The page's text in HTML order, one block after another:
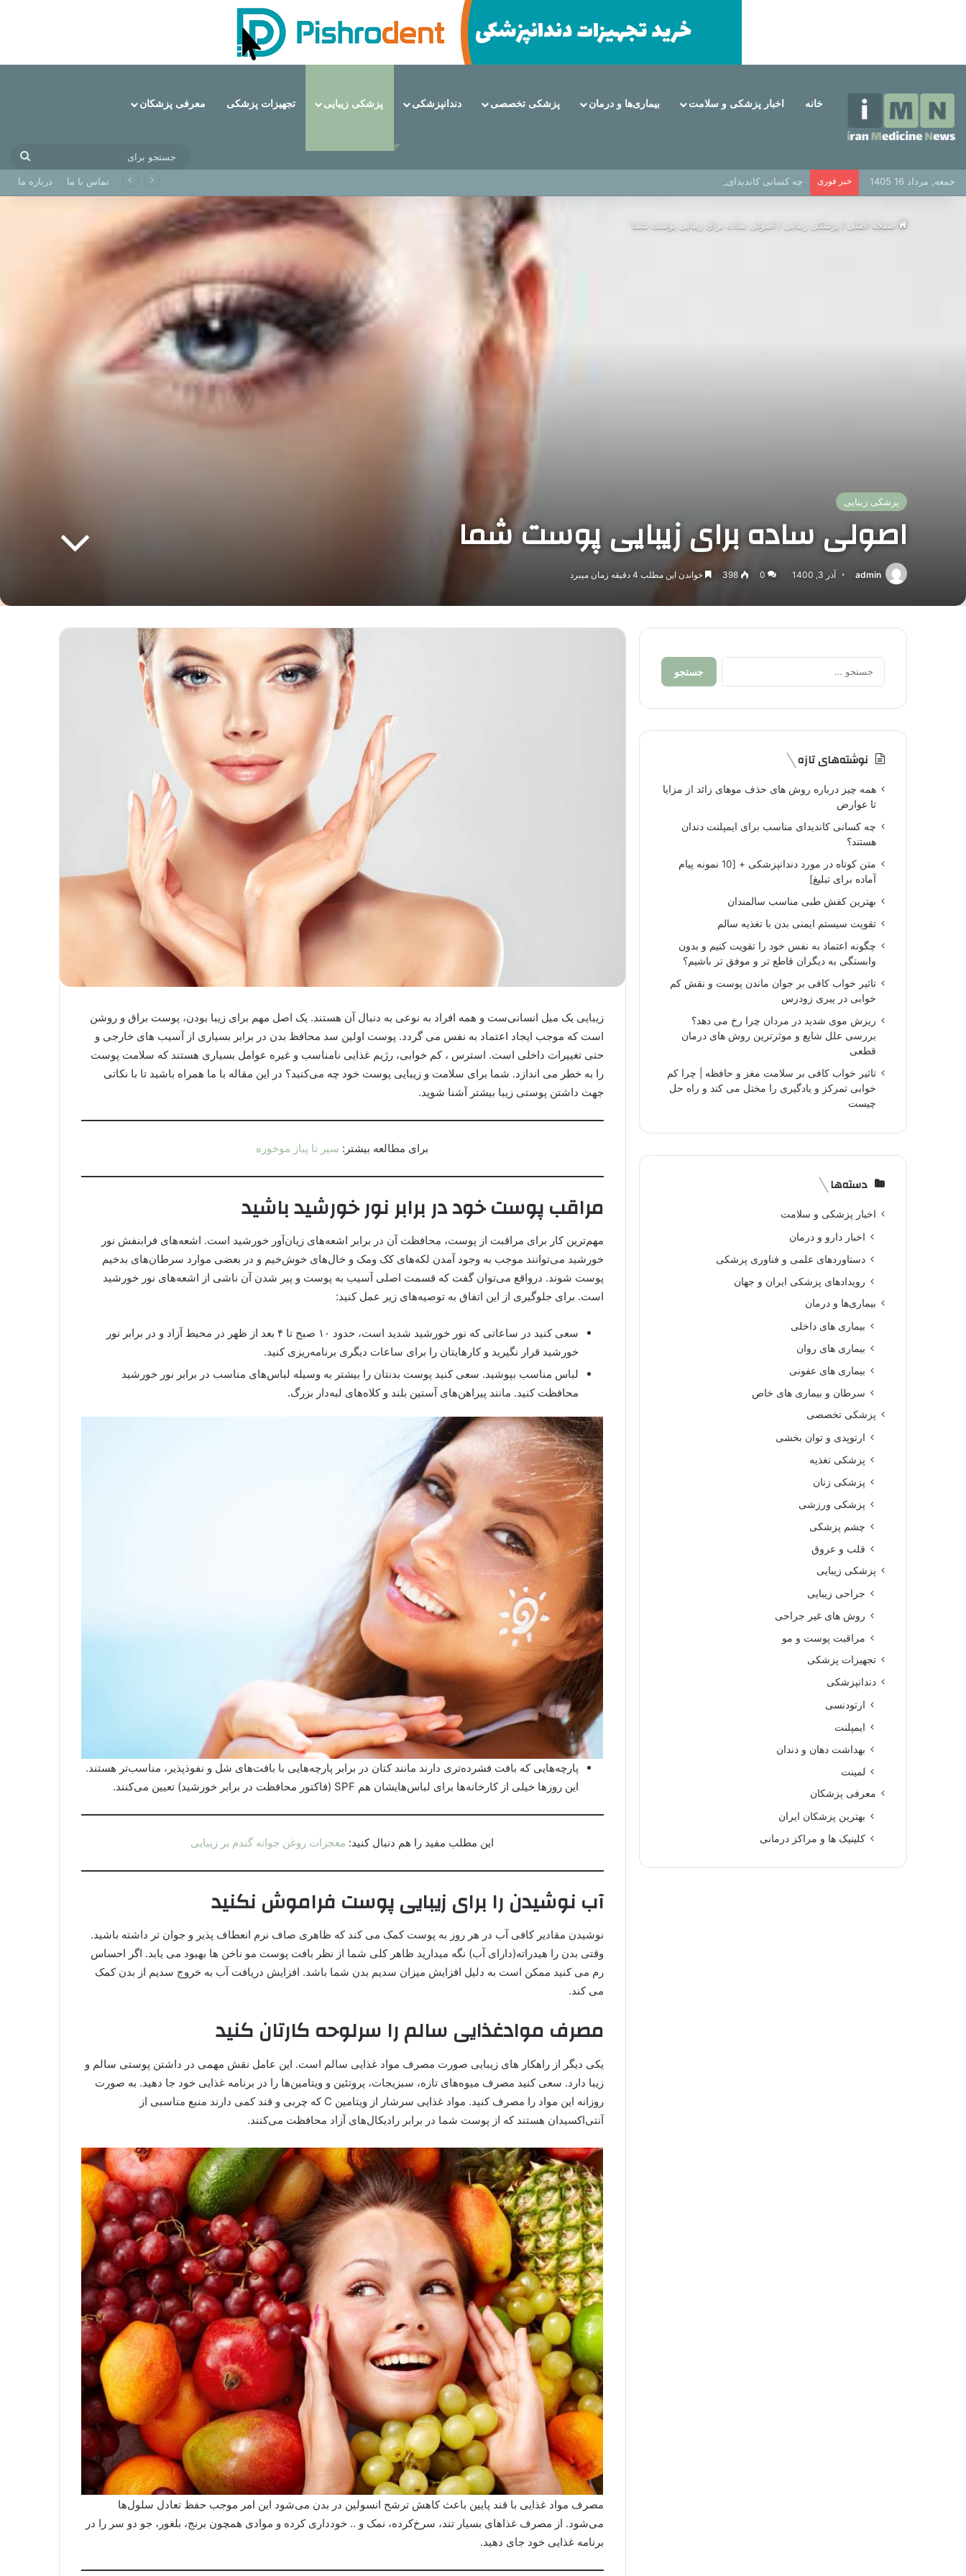
خانه اخبار پزشکی و سلامت بیماری‌ها و درمان پزشکی تخصصی دندانپزشکی پزشکی زیبایی تجهیزات پزشکی معرفی پزشکان
برای
جمعه, مرداد 16 1405 خبر فوری چه کسانی کاندیدای مناسب برای ایمپلنت دندان هستند؟ تماس با ما درباره ما
صفحه اصلی / پزشکی زیبایی / اصولی ساده برای زیبایی پوست شما
پزشکی زیبایی
اصولی ساده برای زیبایی پوست شما
admin آذر 3, 1400 0
398 خواندن این مطلب 4 دقیقه زمان میبرد
زیبایی یک میل انسانی‌ست و همه افراد به نوعی به دنبال آن هستند. یک اصل مهم برای زیبا بودن، پوست براق و روشن
است که موجب ایجاد اعتماد به نفس می گردد. پوست اولین سد محافظ بدن در برابر بسیاری از آسیب های خارجی و
حتی تغییرات داخلی است. استرس ، کم خوابی، رژیم غذایی نامناسب و غیره عوامل بسیاری هستند که سلامت پوست
را به خطر می اندازد. شما برای سلامت و زیبایی پوست خود چه می‌کنید؟ در این مقاله با ما همراه باشید تا با نکاتی
جهت داشتن پوستی زیبا بیشتر آشنا شوید.
برای مطالعه بیشتر: سیر تا پیاز موخوره
مراقب پوست خود در برابر نور خورشید باشید
مهم‌ترین کار برای مراقبت از پوست، محافظت آن در برابر اشعه‌های زیان‌آور خورشید است. اشعه‌های فرابنفش نور
خورشید می‌توانند موجب به وجود آمدن لکه‌های کک ومک و خال‌های خوش‌خیم و در بعضی موارد سرطان‌های بدخیم
پوست شوند. درواقع می‌توان گفت که قسمت اصلی آسیب به پوست و پیر شدن آن ناشی از اشعه‌های نور خورشید
است. برای جلوگیری از این اتفاق به توصیه‌های زیر عمل کنید:
سعی کنید در ساعاتی که نور خورشید شدید است، حدود ۱۰ صبح تا ۴ بعد از ظهر در محیط آزاد و در برابر نور
خورشید قرار نگیرید و کارهایتان را برای ساعات دیگری برنامه‌ریزی کنید.
لباس مناسب بپوشید. سعی کنید پوست بدنتان را بیشتر به وسیله لباس‌های مناسب در برابر نور خورشید
محافظت کنید. مانند پیراهن‌های آستین بلند و کلاه‌های لبه‌دار بزرگ.
پارچه‌هایی که بافت فشرده‌تری دارند مانند کتان در برابر پارچه‌هایی با بافت‌های شل و نفوذپذیر، مناسب‌تر هستند.
این روزها خیلی از کارخانه‌ها برای لباس‌هایشان هم SPF (فاکتور محافظت در برابر خورشید) تعیین می‌کنند.
این مطلب مفید را هم دنبال کنید: معجزات روغن جوانه گندم بر زیبایی
آب نوشیدن را برای زیبایی پوست فراموش نکنید
نوشیدن مقادیر کافی آب در هر روز به پوست کمک می کند که ظاهری صاف نرم انعطاف پذیر و جوان تر داشته باشید.
وقتی بدن را هیدراته(دارای آب) نگه میدارید ظاهر کلی شما از نظر بافت پوست مو ناخن ها بهبود می یابد. اگر احساس
رم می کنید ممکن است به دلیل افزایش میزان سدیم بدن شما باشد. افزایش دریافت آب به خروج سدیم از بدن کمک
می کند.
مصرف موادغذایی سالم را سرلوحه کارتان کنید
یکی دیگر از راهکار های زیبایی صورت مصرف مواد غذایی سالم است. این عامل نقش مهمی در داشتن پوستی سالم و
زیبا دارد. سعی کنید مصرف میوه‌های تازه، سبزیجات، پروتئین و ویتامین‌ها را در برنامه غذایی خود جا دهید. به صورت
روزانه این مواد را مصرف کنید. مواد غذایی سرشار از ویتامین C که چربی و قند کمی دارند منبع مناسبی از
آنتی‌اکسیدان هستند که از پوست شما در برابر رادیکال‌های آزاد محافظت می‌کنند.
مصرف مواد غذایی با قند پایین باعث کاهش ترشح انسولین در بدن می‌شود این امر موجب حفظ تعادل سلول‌ها
می‌شود. از مصرف غذاهای بسیار تند، سرخ‌کرده، نمک و .. خودداری کرده و موادی همچون برنج، بلغور، جو دو سر را در
برنامه غذایی خود جای دهید.
جستجو
نوشته‌های تازه
همه چیز درباره روش های حذف موهای زائد از مزایا
تا عوارض
چه کسانی کاندیدای مناسب برای ایمپلنت دندان
هستند؟
متن کوتاه در مورد دندانپزشکی + [10 نمونه پیام
آماده برای تبلیغ]
بهترین کفش طبی مناسب سالمندان
تقویت سیستم ایمنی بدن با تغذیه سالم
چگونه اعتماد به نفس خود را تقویت کنیم و بدون
وابستگی به دیگران قاطع تر و موفق تر باشیم؟
تاثیر خواب کافی بر جوان ماندن پوست و نقش کم
خوابی در پیری زودرس
ریزش موی شدید در مردان چرا رخ می دهد؟
بررسی علل شایع و موثرترین روش های درمان
قطعی
تاثیر خواب کافی بر سلامت مغز و حافظه | چرا کم
خوابی تمرکز و یادگیری را مختل می کند و راه حل
چیست
دسته‌ها
اخبار پزشکی و سلامت
اخبار دارو و درمان
دستاوردهای علمی و فناوری پزشکی
رویدادهای پزشکی ایران و جهان
بیماری‌ها و درمان
بیماری های داخلی
بیماری های روان‌
بیماری های عفونی
سرطان و بیماری های خاص
پزشکی تخصصی
ارتوپدی و توان بخشی
پزشکی تغذیه
پزشکی زنان
پزشکی ورزشی
چشم پزشکی
قلب و عروق
پزشکی زیبایی
جراحی زیبایی
روش های غیر جراحی
مراقبت پوست و مو
تجهیزات پزشکی
دندانپزشکی
ارتودنسی
ایمپلنت
بهداشت دهان و دندان
لمینت
معرفی پزشکان
بهترین پزشکان ایران
کلینیک ها و مراکز درمانی